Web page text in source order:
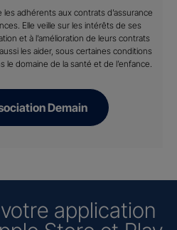
les adhérents aux contrats d’assurance
Elle veille sur les intérêts de ses
et à l’amélioration de leurs contrats
les aider, sous certaines conditions
domaine de la santé et de l’enfance.
Demain
votre application